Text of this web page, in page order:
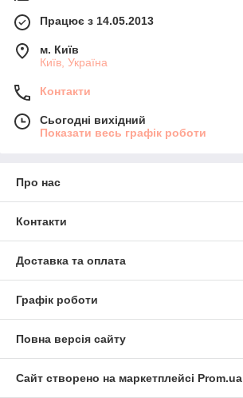
Працює з 14.05.2013
м. Київ
Київ, Україна
Контакти
Сьогодні вихідний
Показати весь графік роботи
Про нас
Контакти
Доставка та оплата
Графік роботи
Повна версія сайту
Сайт створено на маркетплейсі Prom.ua